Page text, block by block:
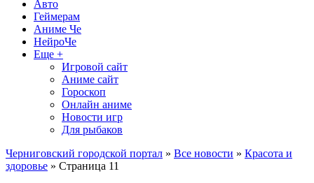
Авто
Геймерам
Аниме Че
НейроЧе
Еще +
Игровой сайт
Аниме сайт
Гороскоп
Онлайн аниме
Новости игр
Для рыбаков
Черниговский городской портал » Все новости » Красота и
здоровье » Страница 11